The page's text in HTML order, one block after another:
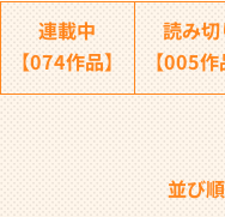
連載中
【074作品】
読み切
【005作
並び順